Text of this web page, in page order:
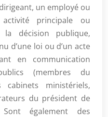
un employé ou
principale ou
la décision publique,
d’une loi ou d’un acte
en communication
(membres du
ministériels,
du président de
également des